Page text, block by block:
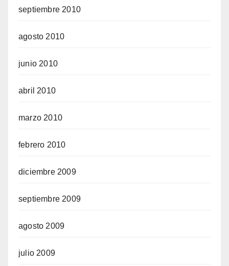
septiembre 2010
agosto 2010
junio 2010
abril 2010
marzo 2010
febrero 2010
diciembre 2009
septiembre 2009
agosto 2009
julio 2009